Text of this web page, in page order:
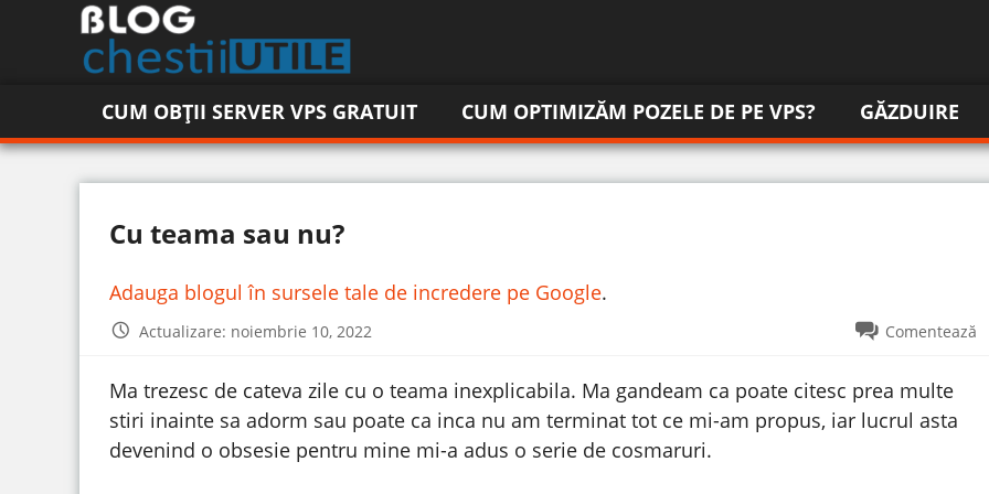
CUM OBȚII SERVER VPS GRATUIT CUM OPTIMIZĂM POZELE DE PE VPS? GĂZDUIRE
Cu teama sau nu?
Adauga blogul în sursele tale de incredere pe Google.
Actualizare: noiembrie 10, 2022 Comentează
Ma trezesc de cateva zile cu o teama inexplicabila. Ma gandeam ca poate citesc prea multe
stiri inainte sa adorm sau poate ca inca nu am terminat tot ce mi-am propus, iar lucrul asta
devenind o obsesie pentru mine mi-a adus o serie de cosmaruri.